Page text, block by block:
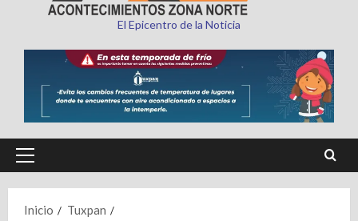
El Epicentro de la Noticia
Menú
Inicio
Tuxpan